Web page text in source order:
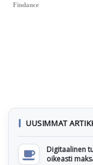
Findance
UUSIMMAT
Digitaalinen
oikeasti